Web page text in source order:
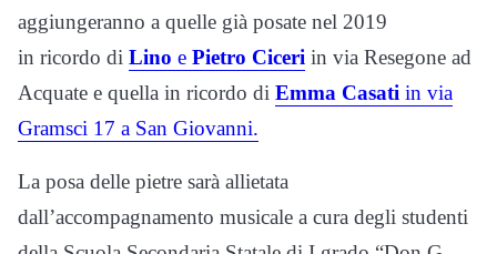
aggiungeranno a quelle già posate nel 2019
in ricordo di Lino e Pietro Ciceri in via Resegone ad
Acquate e quella in ricordo di Emma Casati in via
Gramsci 17 a San Giovanni.
La posa delle pietre sarà allietata
dall’accompagnamento musicale a cura degli studenti